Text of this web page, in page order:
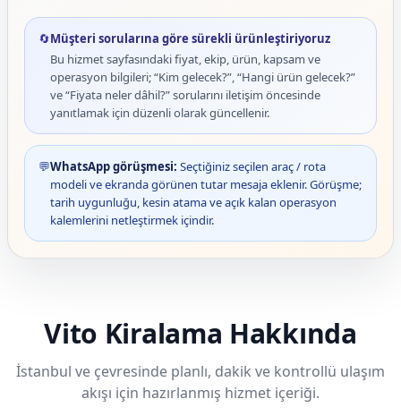
🔄Müşteri sorularına göre sürekli ürünleştiriyoruz
Bu hizmet sayfasındaki fiyat, ekip, ürün, kapsam ve
operasyon bilgileri; “Kim gelecek?”, “Hangi ürün gelecek?”
ve “Fiyata neler dâhil?” sorularını iletişim öncesinde
yanıtlamak için düzenli olarak güncellenir.
💬WhatsApp görüşmesi: Seçtiğiniz seçilen araç / rota
modeli ve ekranda görünen tutar mesaja eklenir. Görüşme;
tarih uygunluğu, kesin atama ve açık kalan operasyon
kalemlerini netleştirmek içindir.
Vito Kiralama Hakkında
İstanbul ve çevresinde planlı, dakik ve kontrollü ulaşım
akışı için hazırlanmış hizmet içeriği.